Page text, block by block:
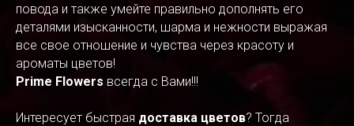
повода и также умейте правильно дополнять его
деталями изысканности, шарма и нежности выражая
все свое отношение и чувства через красоту и
ароматы цветов!
Prime Flowers всегда с Вами!!!
Интересует быстрая доставка цветов? Тогда